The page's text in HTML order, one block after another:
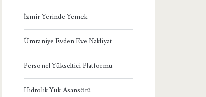
İzmir Yerinde Yemek
Ümraniye Evden Eve Nakliyat
Personel Yükseltici Platformu
Hidrolik Yük Asansörü